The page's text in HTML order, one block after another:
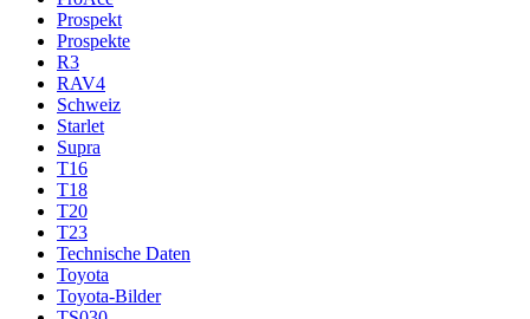
Prospekt
Prospekte
R3
RAV4
Schweiz
Starlet
Supra
T16
T18
T20
T23
Technische Daten
Toyota
Toyota-Bilder